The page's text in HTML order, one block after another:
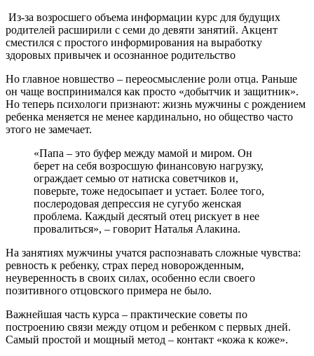
Из-за возросшего объема информации курс для будущих
родителей расширили с семи до девяти занятий. Акцент
сместился с простого информирования на выработку
здоровых привычек и осознанное родительство
Но главное новшество – переосмысление роли отца. Раньше
он чаще воспринимался как просто «добытчик и защитник».
Но теперь психологи признают: жизнь мужчины с рождением
ребенка меняется не менее кардинально, но общество часто
этого не замечает.
«Папа – это буфер между мамой и миром. Он
берет на себя возросшую финансовую нагрузку,
ограждает семью от натиска советчиков и,
поверьте, тоже недосыпает и устает. Более того,
послеродовая депрессия не сугубо женская
проблема. Каждый десятый отец рискует в нее
провалиться», – говорит Наталья Алакина.
На занятиях мужчины учатся распознавать сложные чувства:
ревность к ребенку, страх перед новорожденным,
неуверенность в своих силах, особенно если своего
позитивного отцовского примера не было.
Важнейшая часть курса – практические советы по
построению связи между отцом и ребенком с первых дней.
Самый простой и мощный метод – контакт «кожа к коже».